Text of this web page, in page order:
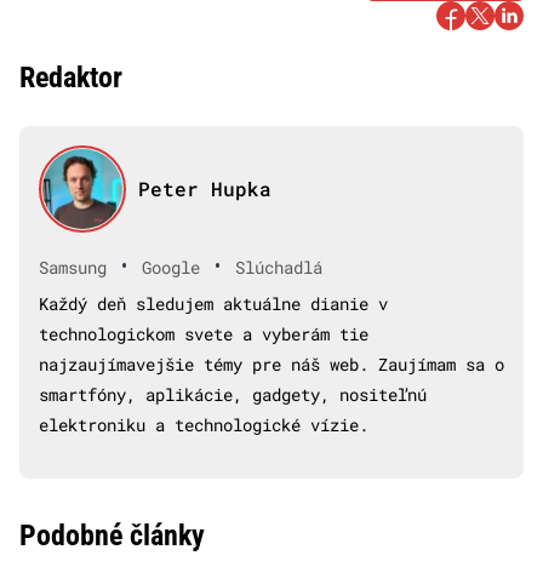
Redaktor
Peter Hupka
Samsung • Google •
Slúchadlá
Každý deň sledujem aktuálne dianie v
technologickom svete a vyberám tie
najzaujímavejšie témy pre náš web. Zaujímam sa o
smartfóny, aplikácie, gadgety, nositeľnú
elektroniku a technologické vízie.
Podobné články